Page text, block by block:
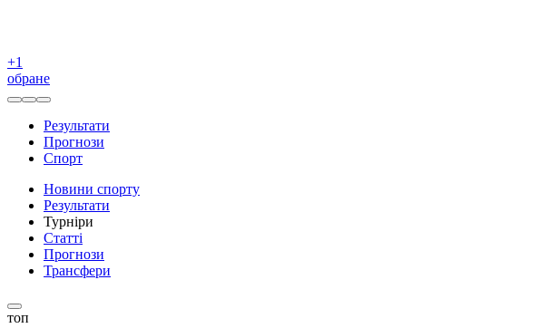
+1
обране
Результати
Прогнози
Спорт
Новини спорту
Результати
Турніри
Статті
Прогнози
Трансфери
топ